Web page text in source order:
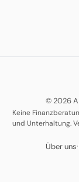
© 2026
Keine
und Unterhaltung.
Über uns·